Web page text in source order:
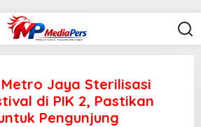
Jaya Sterilisasi
di PIK 2, Pastikan
Pengunjung